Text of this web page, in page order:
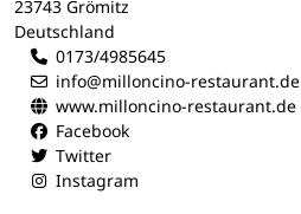
23743 Grömitz
Deutschland
0173/4985645
info@milloncino-restaurant.de
www.milloncino-restaurant.de
Facebook
Twitter
Instagram